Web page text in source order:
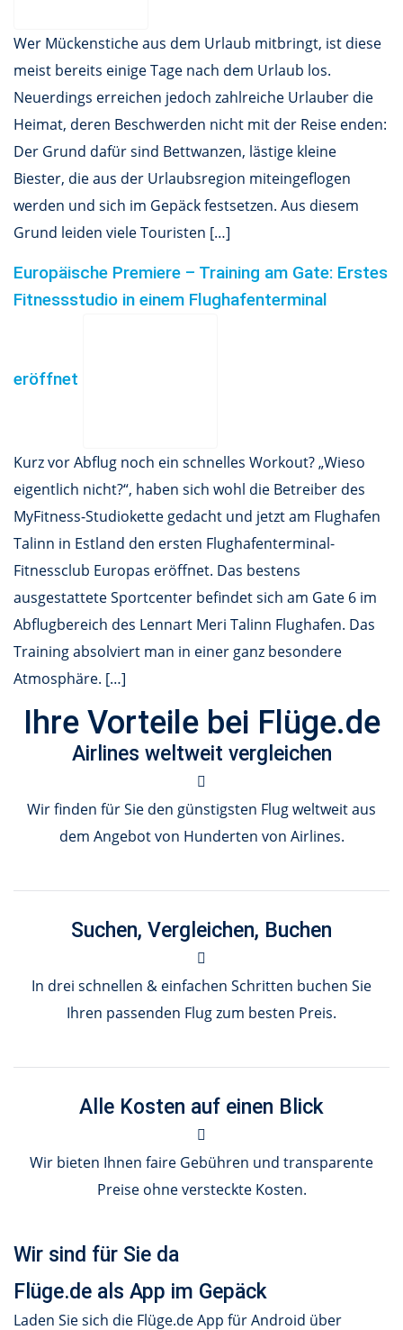
Wer Mückenstiche aus dem Urlaub mitbringt, ist diese
meist bereits einige Tage nach dem Urlaub los.
Neuerdings erreichen jedoch zahlreiche Urlauber die
Heimat, deren Beschwerden nicht mit der Reise enden:
Der Grund dafür sind Bettwanzen, lästige kleine
Biester, die aus der Urlaubsregion miteingeflogen
werden und sich im Gepäck festsetzen. Aus diesem
Grund leiden viele Touristen […]
Europäische Premiere – Training am Gate: Erstes
Fitnessstudio in einem Flughafenterminal
eröffnet
Kurz vor Abflug noch ein schnelles Workout? „Wieso
eigentlich nicht?“, haben sich wohl die Betreiber des
MyFitness-Studiokette gedacht und jetzt am Flughafen
Talinn in Estland den ersten Flughafenterminal-
Fitnessclub Europas eröffnet. Das bestens
ausgestattete Sportcenter befindet sich am Gate 6 im
Abflugbereich des Lennart Meri Talinn Flughafen. Das
Training absolviert man in einer ganz besondere
Atmosphäre. […]
Ihre Vorteile bei Flüge.de
Airlines weltweit vergleichen
Wir finden für Sie den günstigsten Flug weltweit aus
dem Angebot von Hunderten von Airlines.
Suchen, Vergleichen, Buchen
In drei schnellen & einfachen Schritten buchen Sie
Ihren passenden Flug zum besten Preis.
Alle Kosten auf einen Blick
Wir bieten Ihnen faire Gebühren und transparente
Preise ohne versteckte Kosten.
Wir sind für Sie da
Flüge.de als App im Gepäck
Laden Sie sich die Flüge.de App für Android über